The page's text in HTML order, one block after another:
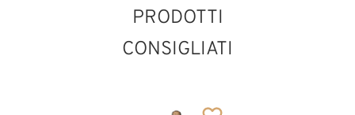
PRODOTTI
CONSIGLIATI